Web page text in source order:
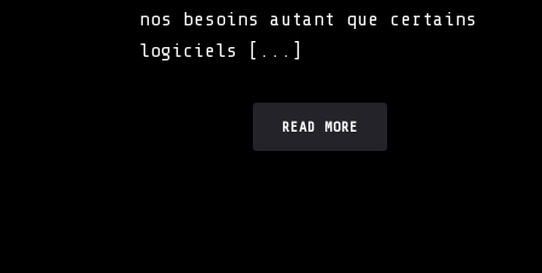
nos besoins autant que certains
logiciels [...]
READ MORE